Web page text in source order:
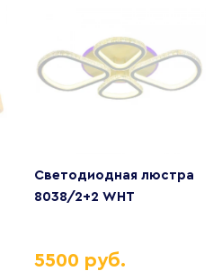
Светодиодная люстра
8038/2+2 WHT
5500 руб.